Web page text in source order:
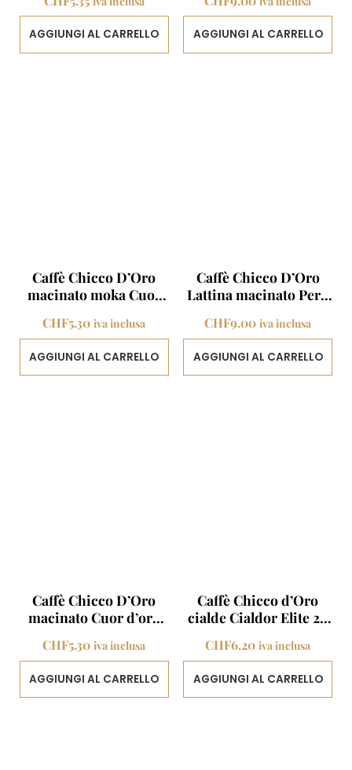
AGGIUNGI AL CARRELLO AGGIUNGI AL CARRELLO
Caffè Chicco D’Oro
macinato moka Cuor
CHF5.30 iva inclusa
AGGIUNGI AL CARRELLO
Caffè Chicco D’Oro
Lattina macinato Perù
CHF9.00 iva inclusa
AGGIUNGI AL CARRELLO
Caffè Chicco D’Oro
macinato Cuor d’oro
CHF5.30 iva inclusa
AGGIUNGI AL CARRELLO
Caffè Chicco d’Oro
cialde Cialdor Elite 20
CHF6.20 iva inclusa
AGGIUNGI AL CARRELLO